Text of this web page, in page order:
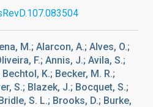
M.; Alarcon, A.; Alves, O.;
F.; Annis, J.; Avila, S.;
K.; Becker, M. R.;
S.; Blazek, J.; Bocquet, S.;
S. L.; Brooks, D.; Burke,